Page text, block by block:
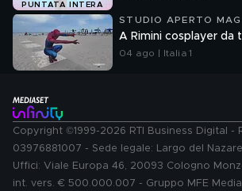
PUNTATA INTERA
STUDIO APERTO MAG
A Rimini cosplayer da
04 ago | Italia 1
Copyright ©1999-2026 RTI Business Digital -
03976881007 - Sede legale: Largo del
Uffici: Viale Europa 46, 20093 Cologno
int. vers. € 500.000.007 - Gruppo MFE